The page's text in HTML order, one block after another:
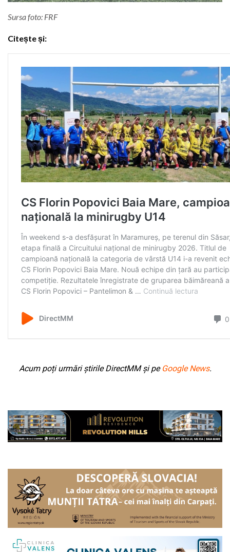
Sursa foto: FRF
Citește și:
Acum poți urmări știrile DirectMM și pe Google News.